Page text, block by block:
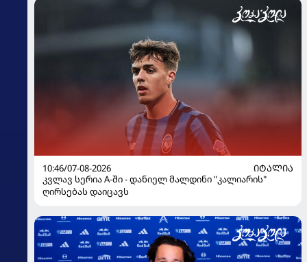
10:46/07-08-2026
ᲘᲢᲐᲚᲘᲐ
კვლავ სერია A-ში - დანიელ მალდინი "კალიარის"
ღირსებას დაიცავს